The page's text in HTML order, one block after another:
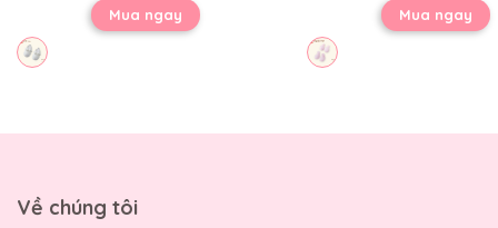
Mua ngay
Mua ngay
Về chúng tôi